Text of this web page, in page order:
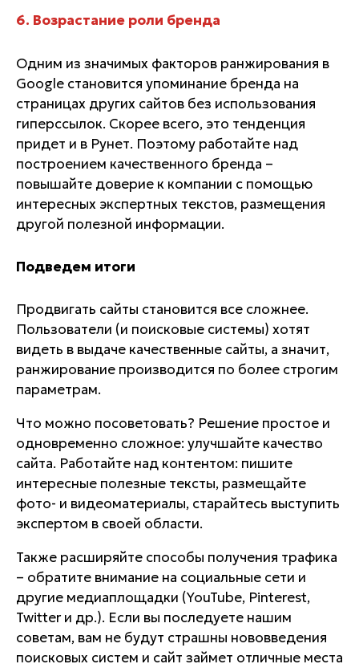
6. Возрастание роли бренда
Одним из значимых факторов ранжирования в
Google становится упоминание бренда на
страницах других сайтов без использования
гиперссылок. Скорее всего, это тенденция
придет и в Рунет. Поэтому работайте над
построением качественного бренда –
повышайте доверие к компании с помощью
интересных экспертных текстов, размещения
другой полезной информации.
Подведем итоги
Продвигать сайты становится все сложнее.
Пользователи (и поисковые системы) хотят
видеть в выдаче качественные сайты, а значит,
ранжирование производится по более строгим
параметрам.
Что можно посоветовать? Решение простое и
одновременно сложное: улучшайте качество
сайта. Работайте над контентом: пишите
интересные полезные тексты, размещайте
фото- и видеоматериалы, старайтесь выступить
экспертом в своей области.
Также расширяйте способы получения трафика
– обратите внимание на социальные сети и
другие медиаплощадки (YouTube, Pinterest,
Twitter и др.). Если вы последуете нашим
советам, вам не будут страшны нововведения
поисковых систем и сайт займет отличные места